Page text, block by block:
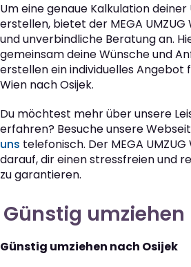
Um eine genaue Kalkulation
erstellen, bietet der MEGA
und unverbindliche Beratung an.
gemeinsam deine Wünsche und
erstellen ein individuelles Angebot
Wien nach Osijek.
Du möchtest mehr über unsere
erfahren? Besuche unsere
uns telefonisch. Der MEGA
darauf, dir einen stressfreien und
zu garantieren.
Günstig umziehen
Günstig umziehen nach Osijek